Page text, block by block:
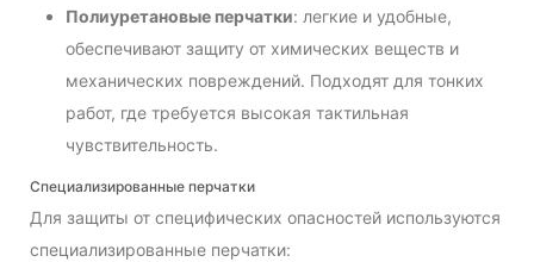
Полиуретановые перчатки: легкие и удобные,
обеспечивают защиту от химических веществ и
механических повреждений. Подходят для тонких
работ, где требуется высокая тактильная
чувствительность.
Специализированные перчатки
Для защиты от специфических опасностей используются
специализированные перчатки: